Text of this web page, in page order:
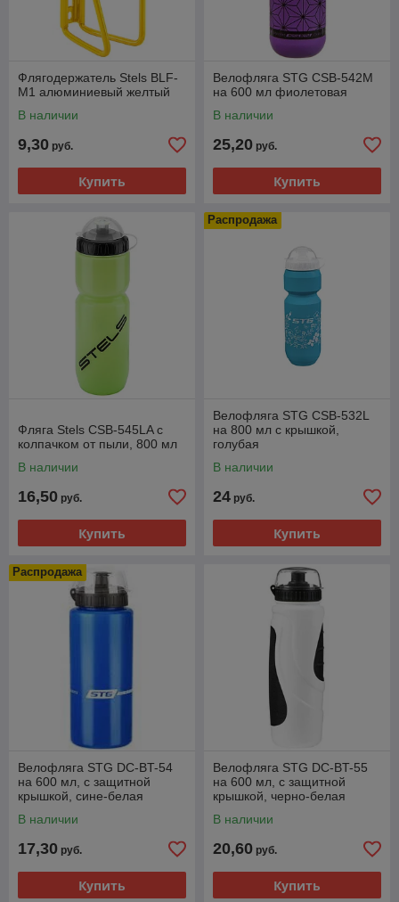
Флягодержатель Stels BLF-
M1 алюминиевый желтый
В наличии
9,30 руб.
Купить
Велофляга STG CSB-542M
на 600 мл фиолетовая
В наличии
25,20 руб.
Купить
Фляга Stels CSB-545LA с
колпачком от пыли, 800 мл
В наличии
16,50 руб.
Купить
Распродажа
Велофляга STG CSB-532L
на 800 мл с крышкой,
голубая
В наличии
24 руб.
Купить
Распродажа
Велофляга STG DC-BT-54
на 600 мл, с защитной
крышкой, сине-белая
В наличии
17,30 руб.
Купить
Велофляга STG DC-BT-55
на 600 мл, с защитной
крышкой, черно-белая
В наличии
20,60 руб.
Купить